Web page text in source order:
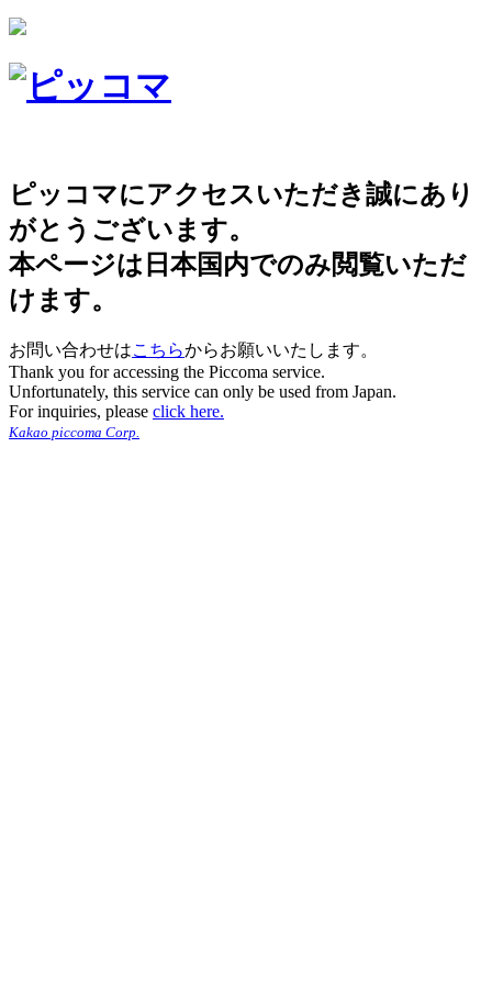
ピッコマにアクセスいただき誠にあり
がとうございます。
本ページは日本国内でのみ閲覧いただ
けます。
お問い合わせはこちらからお願いいたします。
Thank you for accessing the Piccoma service.
Unfortunately, this service can only be used from Japan.
For inquiries, please click here.
Kakao piccoma Corp.